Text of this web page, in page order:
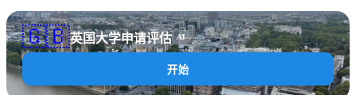
🇬🇧英国大学申请评估 AI
开始